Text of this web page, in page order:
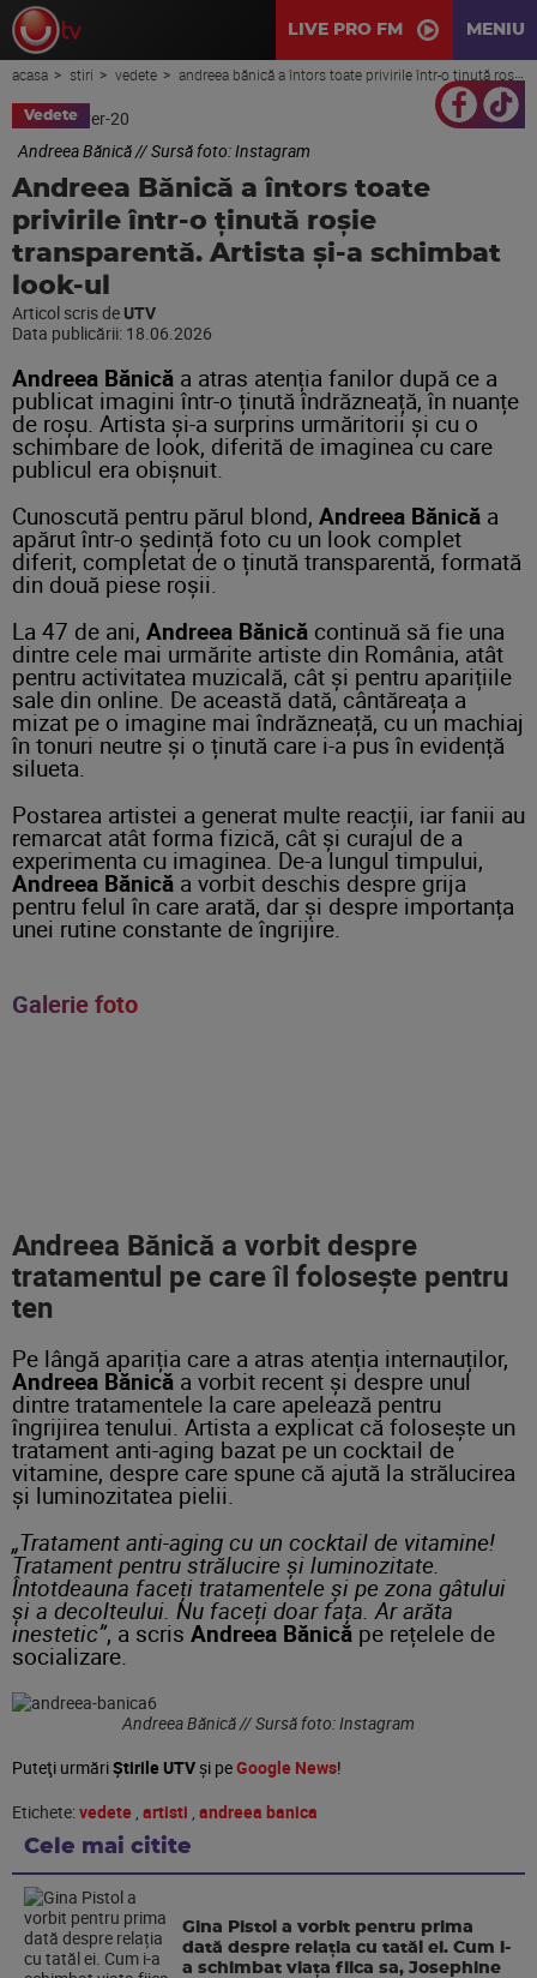
LIVE PRO FM MENIU
acasa stiri vedete andreea bănică a întors toate privirile într-o ținută roșie transparentă. artista și-a schimbat look-ul
Vedete
Andreea Bănică // Sursă foto: Instagram
Andreea Bănică a întors toate
privirile într-o ținută roșie
transparentă. Artista și-a schimbat
look-ul
Articol scris de UTV
Data publicării: 18.06.2026
Andreea Bănică a atras atenția fanilor după ce a
publicat imagini într-o ținută îndrăzneață, în nuanțe
de roșu. Artista și-a surprins urmăritorii și cu o
schimbare de look, diferită de imaginea cu care
publicul era obișnuit.
Cunoscută pentru părul blond, Andreea Bănică a
apărut într-o ședință foto cu un look complet
diferit, completat de o ținută transparentă, formată
din două piese roșii.
La 47 de ani, Andreea Bănică continuă să fie una
dintre cele mai urmărite artiste din România, atât
pentru activitatea muzicală, cât și pentru aparițiile
sale din online. De această dată, cântăreața a
mizat pe o imagine mai îndrăzneață, cu un machiaj
în tonuri neutre și o ținută care i-a pus în evidență
silueta.
Postarea artistei a generat multe reacții, iar fanii au
remarcat atât forma fizică, cât și curajul de a
experimenta cu imaginea. De-a lungul timpului,
Andreea Bănică a vorbit deschis despre grija
pentru felul în care arată, dar și despre importanța
unei rutine constante de îngrijire.
Galerie foto
Andreea Bănică a vorbit despre
tratamentul pe care îl folosește pentru
ten
Pe lângă apariția care a atras atenția internauților,
Andreea Bănică a vorbit recent și despre unul
dintre tratamentele la care apelează pentru
îngrijirea tenului. Artista a explicat că folosește un
tratament anti-aging bazat pe un cocktail de
vitamine, despre care spune că ajută la strălucirea
și luminozitatea pielii.
„Tratament anti-aging cu un cocktail de vitamine!
Tratament pentru strălucire și luminozitate.
Întotdeauna faceți tratamentele și pe zona gâtului
și a decolteului. Nu faceți doar fața. Ar arăta
inestetic”, a scris Andreea Bănică pe rețelele de
socializare.
Andreea Bănică // Sursă foto: Instagram
Puteţi urmăriȘtirile UTVşi peGoogle News!
Etichete:vedete , artisti , andreea banica
Cele mai citite
Gina Pistol a vorbit pentru prima
dată despre relația cu tatăl ei. Cum i-
a schimbat viața fiica sa, Josephine